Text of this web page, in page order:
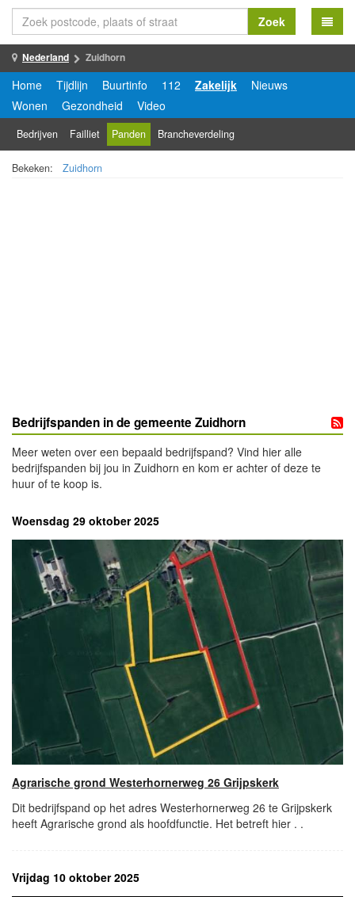
Zoek
Nederland Zuidhorn
Home Tijdlijn Buurtinfo 112 Zakelijk
Nieuws
Wonen
Gezondheid Video
Bedrijven Failliet Panden Brancheverdeling
Bekeken: Zuidhorn
Bedrijfspanden in de gemeente Zuidhorn
Meer weten over een bepaald bedrijfspand? Vind hier alle
bedrijfspanden bij jou in Zuidhorn en kom er achter of deze te
huur of te koop is.
Woensdag 29 oktober 2025
Agrarische grond Westerhornerweg 26 Grijpskerk
Dit bedrijfspand op het adres Westerhornerweg 26 te Grijpskerk
heeft Agrarische grond als hoofdfunctie. Het betreft hier . .
Vrijdag 10 oktober 2025